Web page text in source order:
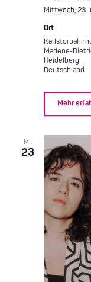
Mittwoch, 23.
Ort
Marlene-
Heidelberg
Deutschland
Mehr
MI.
23